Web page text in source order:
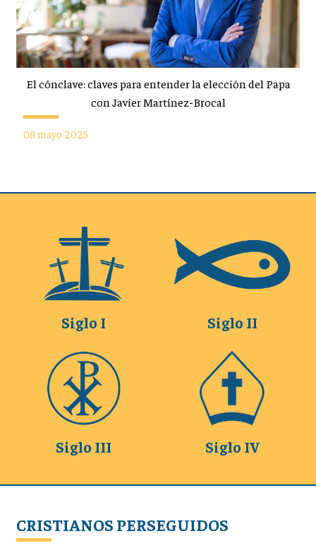
El cónclave: claves para entender la elección del Papa
con Javier Martínez-Brocal
08 mayo 2025
Siglo I Siglo II
Siglo III Siglo IV
CRISTIANOS PERSEGUIDOS